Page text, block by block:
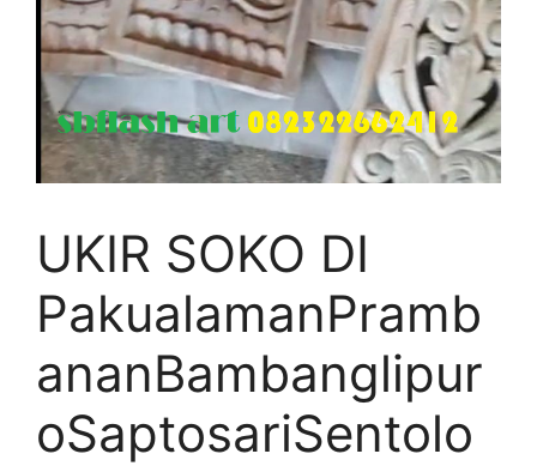
UKIR SOKO DI
PakualamanPramb
ananBambanglipur
oSaptosariSentolo